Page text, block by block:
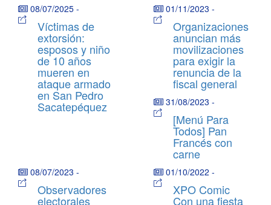
08/07/2025 -
Víctimas de
extorsión:
esposos y niño
de 10 años
mueren en
ataque armado
en San Pedro
Sacatepéquez
01/11/2023 -
Organizaciones
anuncian más
movilizaciones
para exigir la
renuncia de la
fiscal general
31/08/2023 -
[Menú Para
Todos] Pan
Francés con
carne
08/07/2023 -
Observadores
electorales
01/10/2022 -
XPO Comic
Con una fiesta